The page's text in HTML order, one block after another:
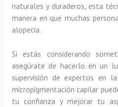
naturales y duraderos, esta
manera en que muchas
alopecia.
Si estás considerando
asegúrate de hacerlo en un
supervisión de expertos en
micropigmentación capilar
tu confianza y mejorar tu